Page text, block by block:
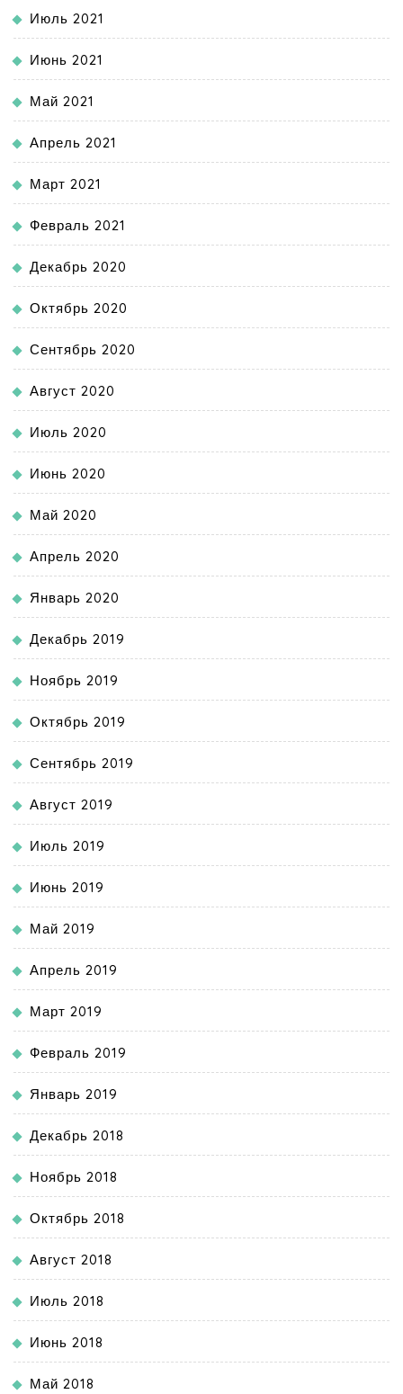
Июль 2021
Июнь 2021
Май 2021
Апрель 2021
Март 2021
Февраль 2021
Декабрь 2020
Октябрь 2020
Сентябрь 2020
Август 2020
Июль 2020
Июнь 2020
Май 2020
Апрель 2020
Январь 2020
Декабрь 2019
Ноябрь 2019
Октябрь 2019
Сентябрь 2019
Август 2019
Июль 2019
Июнь 2019
Май 2019
Апрель 2019
Март 2019
Февраль 2019
Январь 2019
Декабрь 2018
Ноябрь 2018
Октябрь 2018
Август 2018
Июль 2018
Июнь 2018
Май 2018